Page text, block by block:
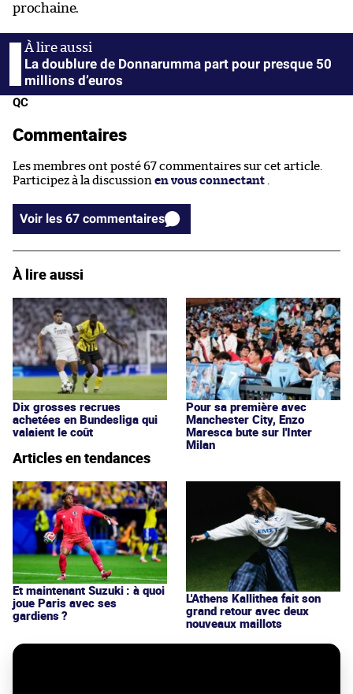
prochaine.
La doublure de Donnarumma part pour presque 50
millions d’euros
QC
Commentaires
Les membres ont posté 67 commentaires sur cet article.
Participez à la discussion en vous connectant
Voir les 67 commentaires
À lire aussi
Dix grosses recrues
achetées en Bundesliga qui
valaient le coût
Pour sa première avec
Manchester City, Enzo
Maresca bute sur l'Inter
Milan
Articles en tendances
Et maintenant Suzuki : à quoi
joue Paris avec ses
gardiens ?
L'Athens Kallithea fait son
grand retour avec deux
nouveaux maillots